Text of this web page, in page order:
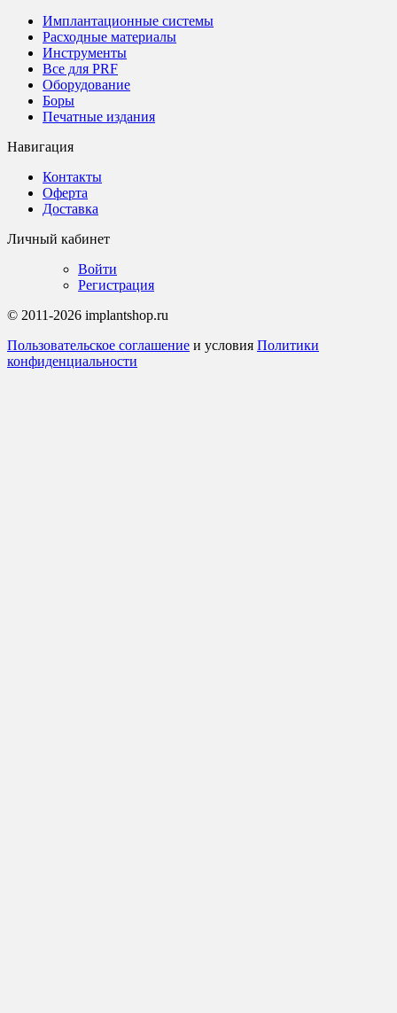
Имплантационные системы
Расходные материалы
Инструменты
Все для PRF
Оборудование
Боры
Печатные издания
Навигация
Контакты
Оферта
Доставка
Личный кабинет
Войти
Регистрация
© 2011-2026 implantshop.ru
Пользовательское соглашение и условия Политики
конфиденциальности